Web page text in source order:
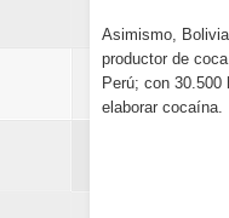
Asimismo,
productor de
Perú; con
elaborar cocaína.